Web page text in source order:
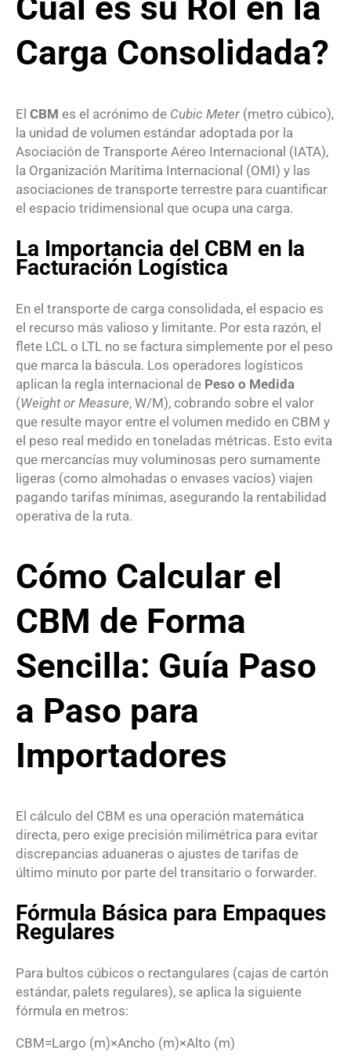
Cuál es su Rol en la
Carga Consolidada?
El CBM es el acrónimo de Cubic Meter (metro cúbico),
la unidad de volumen estándar adoptada por la
Asociación de Transporte Aéreo Internacional (IATA),
la Organización Marítima Internacional (OMI) y las
asociaciones de transporte terrestre para cuantificar
el espacio tridimensional que ocupa una carga.
La Importancia del CBM en la
Facturación Logística
En el transporte de carga consolidada, el espacio es
el recurso más valioso y limitante. Por esta razón, el
flete LCL o LTL no se factura simplemente por el peso
que marca la báscula. Los operadores logísticos
aplican la regla internacional de Peso o Medida
(Weight or Measure, W/M), cobrando sobre el valor
que resulte mayor entre el volumen medido en CBM y
el peso real medido en toneladas métricas. Esto evita
que mercancías muy voluminosas pero sumamente
ligeras (como almohadas o envases vacíos) viajen
pagando tarifas mínimas, asegurando la rentabilidad
operativa de la ruta.
Cómo Calcular el
CBM de Forma
Sencilla: Guía Paso
a Paso para
Importadores
El cálculo del CBM es una operación matemática
directa, pero exige precisión milimétrica para evitar
discrepancias aduaneras o ajustes de tarifas de
último minuto por parte del transitario o forwarder.
Fórmula Básica para Empaques
Regulares
Para bultos cúbicos o rectangulares (cajas de cartón
estándar, palets regulares), se aplica la siguiente
fórmula en metros:
CBM=Largo (m)×Ancho (m)×Alto (m)